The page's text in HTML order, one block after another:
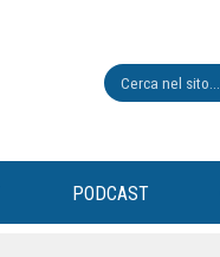
PODCAST